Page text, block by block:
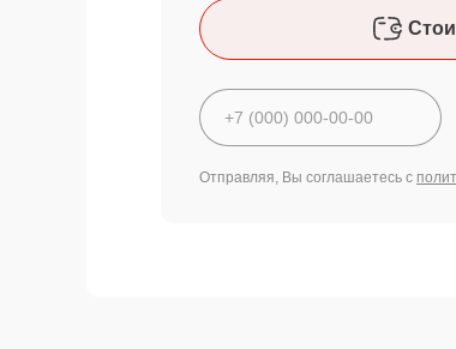
Отправляя, Вы соглашаетесь с